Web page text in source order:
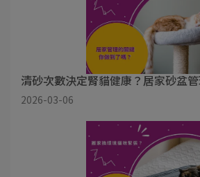
清砂次數決定腎貓健康？居家砂盆
2026-03-06